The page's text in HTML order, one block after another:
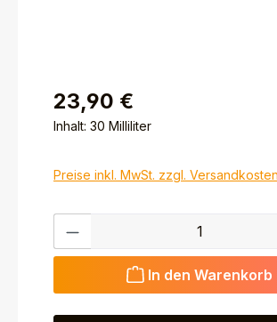
23,90 €
Inhalt: 30 Milliliter
Preise inkl. MwSt. zzgl. Versandkosten
Produkt Anzahl: Gib den
In den Warenkorb